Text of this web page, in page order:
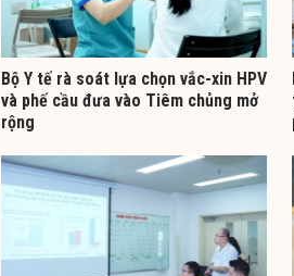
Bộ Y tế rà soát lựa chọn vắc-xin HPV
và phế cầu đưa vào Tiêm chủng mở
rộng